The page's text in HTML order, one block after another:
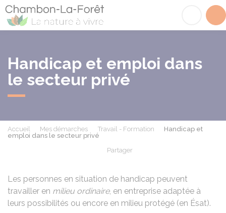
Handicap et emploi dans
le secteur privé
Accueil Mes démarches Travail - Formation
Handicap et
emploi dans le secteur privé
Partager
Les personnes en situation de handicap peuvent
travailler en milieu ordinaire, en entreprise adaptée à
leurs possibilités ou encore en milieu protégé (en Ésat).